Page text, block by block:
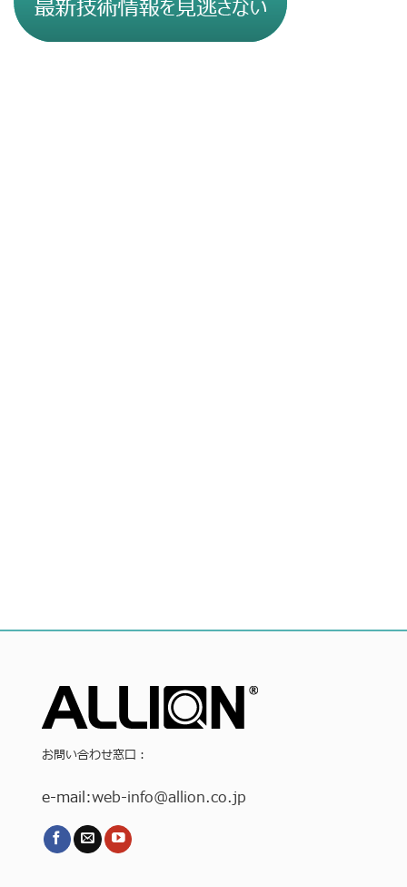
お問い合わせ窓口：
e-mail:web-info@allion.co.jp